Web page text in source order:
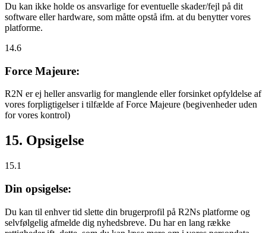
Du kan ikke holde os ansvarlige for eventuelle skader/fejl på dit
software eller hardware, som måtte opstå ifm. at du benytter vores
platforme.
14.6
Force Majeure:
R2N er ej heller ansvarlig for manglende eller forsinket opfyldelse af
vores forpligtigelser i tilfælde af Force Majeure (begivenheder uden
for vores kontrol)
15. Opsigelse
15.1
Din opsigelse:
Du kan til enhver tid slette din brugerprofil på R2Ns platforme og
selvfølgelig afmelde dig nyhedsbreve. Du har en lang række